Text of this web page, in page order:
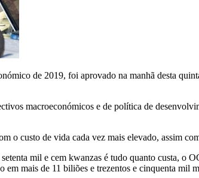
de 2019, foi aprovado na manhã desta
macroeconómicos e de política de
o custo de vida cada vez mais elevado, assim
mil e cem kwanzas é tudo quanto custa, o
mais de 11 biliões e trezentos e cinquenta mil